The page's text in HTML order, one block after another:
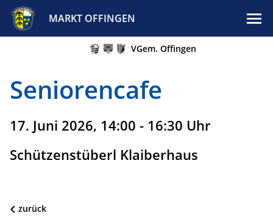
MARKT OFFINGEN
VGem. Offingen
Seniorencafe
17. Juni 2026, 14:00 - 16:30 Uhr
Schützenstüberl Klaiberhaus
zurück